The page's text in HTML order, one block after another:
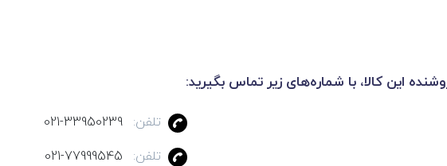
این کالا، با شماره‌های زیر تماس بگیرید:
تلفن:
021-33950239
تلفن:
021-77999545